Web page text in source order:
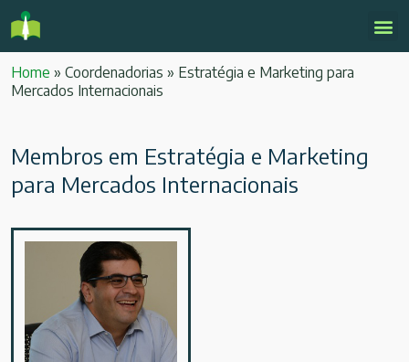
Home » Coordenadorias » Estratégia e Marketing para
Mercados Internacionais
Membros em Estratégia e Marketing
para Mercados Internacionais